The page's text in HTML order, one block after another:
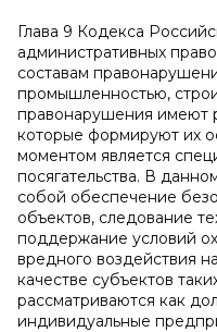
Глава 9 Кодекса
административных
составам
промышленностью,
правонарушения имеют
которые формируют их
моментом является
посягательства. В
собой обеспечение
объектов, следование
поддержание условий
вредного воздействия
качестве субъектов
рассматриваются как
индивидуальные